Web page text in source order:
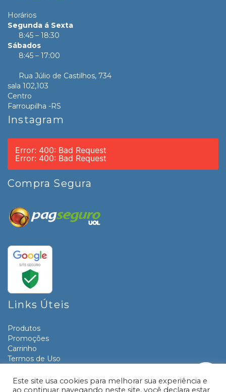
Horários
Segunda á Sexta
8:45 – 18:30
Sábados
8:45 – 17:00
Rua Júlio de Castilhos, 734
sala 102,103
Centro
Farroupilha -RS
Instagram
Error: 400: Bad Request
Error: 400: Bad Request
Compra Segura
Links Úteis
Produtos
Promoções
Carrinho
Termos de Uso
Contato
Este site usa cookies para melhorar sua experiência e
ao continuar navegando neste site, você declara estar